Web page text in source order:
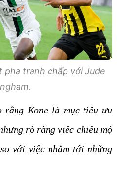
pha tranh chấp với Jude
rằng Kone là mục tiêu ưu
rõ ràng việc chiêu mộ
với việc nhắm tới những